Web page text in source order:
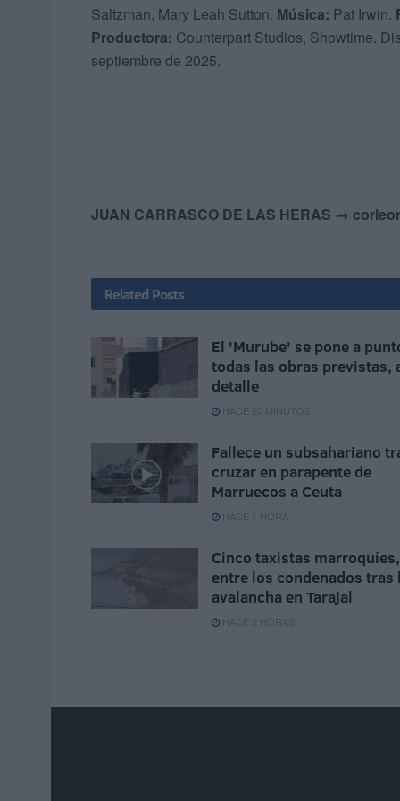
Saltzman, Mary Leah Sutton. Música: Pat Irwin.
Productora: Counterpart Studios, Showtime.
septiembre de 2025.
JUAN CARRASCO DE LAS HERAS →
Related Posts
El 'Murube' se pone a
todas las obras previstas,
detalle
HACE 20 MINUTOS
Fallece un subsahariano
cruzar en parapente de
Marruecos a Ceuta
HACE 1 HORA
Cinco taxistas marroquíes,
entre los condenados tras
avalancha en Tarajal
HACE 2 HORAS